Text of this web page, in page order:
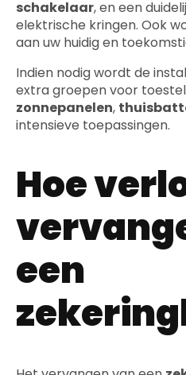
schakelaar, en een
elektrische kringen. Ook
aan uw huidig en
Indien nodig wordt de
extra groepen voor
zonnepanelen,
intensieve toepassingen.
Hoe
een